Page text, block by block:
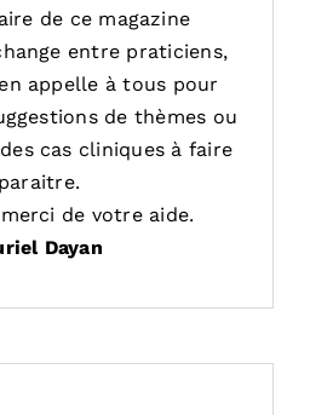
de ce magazine
entre praticiens,
appelle à tous pour
de thèmes ou
cas cliniques à faire
paraitre.
de votre aide.
Dayan